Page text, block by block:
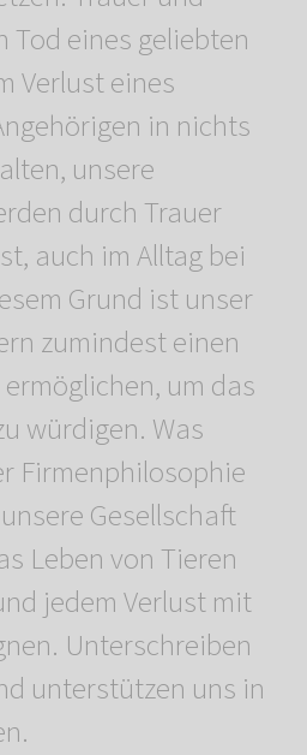
Tod eines geliebten
Verlust eines
in nichts
unsere
durch Trauer
auch im Alltag bei
Grund ist unser
zumindest einen
um das
würdigen. Was
Firmenphilosophie
Gesellschaft
Leben von Tieren
jedem Verlust mit
Unterschreiben
unterstützen uns in